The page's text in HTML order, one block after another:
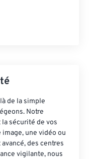
de la simple
Notre
sécurité de vos
une vidéo ou
des centres
vigilante, nous